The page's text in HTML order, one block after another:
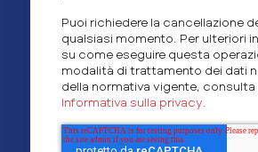
Puoi richiedere la cancellazione
qualsiasi momento. Per ulteriori
su come eseguire questa
modalità di trattamento dei dati
della normativa vigente, consulta
Informativa sulla privacy